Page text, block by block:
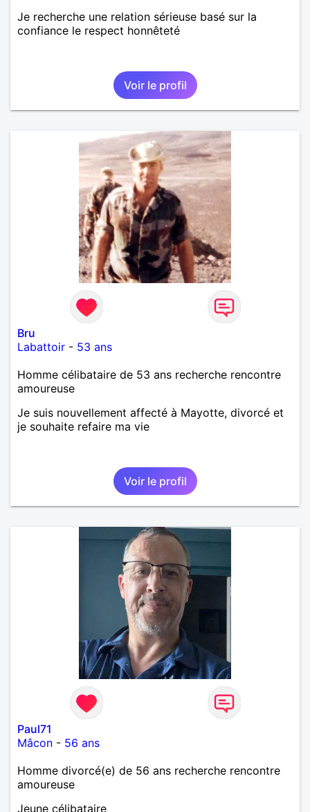
Je recherche une relation sérieuse basé sur la
confiance le respect honnêteté
Voir le profil
Bru
Labattoir - 53 ans
Homme célibataire de 53 ans recherche rencontre
amoureuse
Je suis nouvellement affecté à Mayotte, divorcé et
je souhaite refaire ma vie
Voir le profil
Paul71
Mâcon - 56 ans
Homme divorcé(e) de 56 ans recherche rencontre
amoureuse
Jeune célibataire